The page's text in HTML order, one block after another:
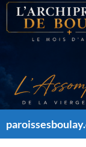
Aller
contenu